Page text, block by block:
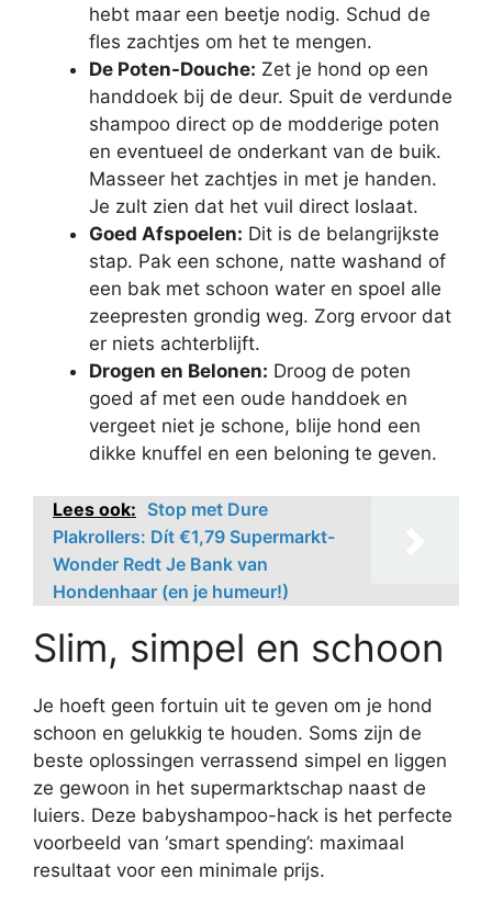
hebt maar een beetje nodig. Schud de
fles zachtjes om het te mengen.
De Poten-Douche: Zet je hond op een
handdoek bij de deur. Spuit de verdunde
shampoo direct op de modderige poten
en eventueel de onderkant van de buik.
Masseer het zachtjes in met je handen.
Je zult zien dat het vuil direct loslaat.
Goed Afspoelen: Dit is de belangrijkste
stap. Pak een schone, natte washand of
een bak met schoon water en spoel alle
zeepresten grondig weg. Zorg ervoor dat
er niets achterblijft.
Drogen en Belonen: Droog de poten
goed af met een oude handdoek en
vergeet niet je schone, blije hond een
dikke knuffel en een beloning te geven.
Lees ook: Stop met Dure
Plakrollers: Dít €1,79 Supermarkt-
Wonder Redt Je Bank van
Hondenhaar (en je humeur!)
Slim, simpel en schoon
Je hoeft geen fortuin uit te geven om je hond
schoon en gelukkig te houden. Soms zijn de
beste oplossingen verrassend simpel en liggen
ze gewoon in het supermarktschap naast de
luiers. Deze babyshampoo-hack is het perfecte
voorbeeld van ‘smart spending’: maximaal
resultaat voor een minimale prijs.